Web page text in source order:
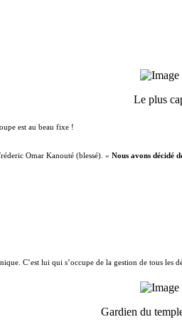
Le plus
est au beau fixe !
Omar Kanouté (blessé). « Nous avons décidé
C’est lui qui s’occupe de la gestion de tous
Gardien du